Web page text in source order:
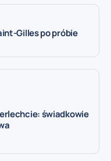
Gilles po próbie
świadkowie